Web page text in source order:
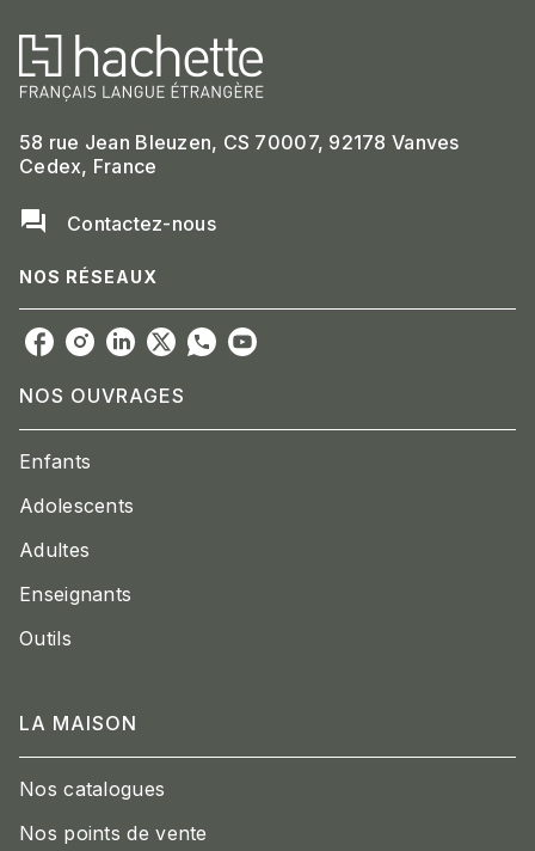
58 rue Jean Bleuzen, CS 70007, 92178 Vanves
Cedex, France
question_answer Contactez-nous
NOS RÉSEAUX
NOS OUVRAGES
Enfants
Adolescents
Adultes
Enseignants
Outils
LA MAISON
Nos catalogues
Nos points de vente